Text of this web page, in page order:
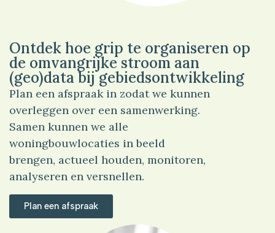
Ontdek hoe grip te organiseren op
de omvangrijke stroom aan
(geo)data bij gebiedsontwikkeling
Plan een afspraak in zodat we kunnen
overleggen over een samenwerking.
Samen kunnen we alle
woningbouwlocaties in beeld
brengen, actueel houden, monitoren,
analyseren en versnellen.
Plan een afspraak